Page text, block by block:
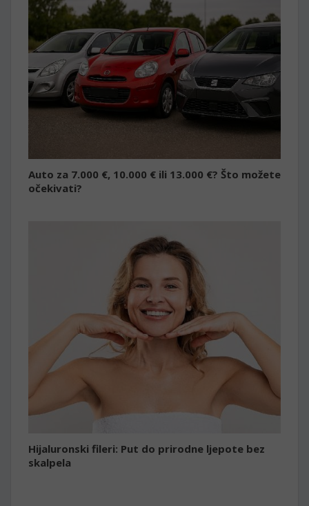
Auto za 7.000 €, 10.000 € ili 13.000 €? Što možete
očekivati?
Hijaluronski fileri: Put do prirodne ljepote bez
skalpela